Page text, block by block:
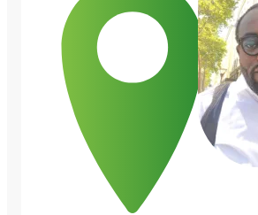
la maison, m’occuper de vos animaux,
aider avec les enfants, ou toute autre
activité du quotidien selon vos besoins. Je
suis une personne sérieuse, calme et
responsable, et je serais heureux de
contribuer à la vie de la maison tout en
partageant de bons moments avec vous. Je
parle couramment anglais et je continue
d’améliorer mon français. Merci beaucoup
pour votre considération, et au plaisir
d’échanger avec vous.